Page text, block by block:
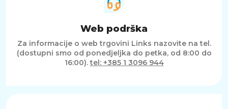
Web podrška
Za informacije o web trgovini Links nazovite na tel.
(dostupni smo od ponedjeljka do petka, od 8:00 do
16:00).tel: +385 1 3096 944